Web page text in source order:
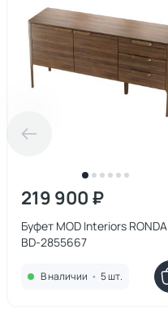
219 900 ₽
Буфет MOD Interiors RONDA
BD-2855667
В наличии • 5 шт.